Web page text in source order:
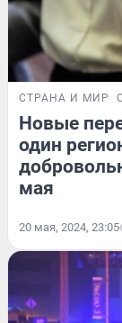
СТРАНА И МИР
Новые
один
мая
20 мая, 2024, 23:05